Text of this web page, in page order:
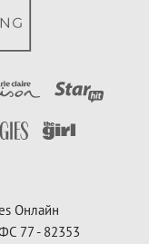
Онлайн
77 - 82353